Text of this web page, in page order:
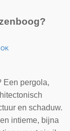
Een pergola,
en schaduw.
intieme, bijna